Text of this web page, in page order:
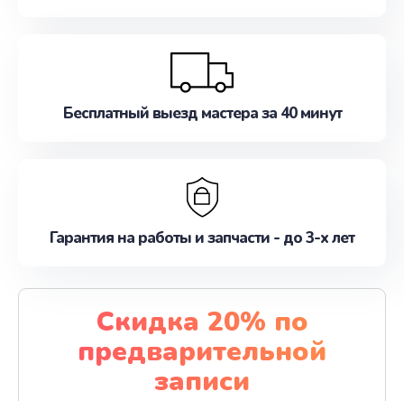
Бесплатный выезд мастера за 40 минут
Гарантия на работы и запчасти - до 3-х лет
Скидка 20% по
предварительной
записи